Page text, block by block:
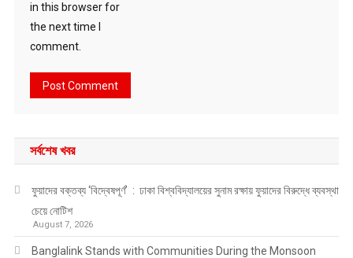
in this browser for
the next time I
comment.
সর্বশেষ খবর
ফুয়াদের বক্তব্য ‘বিদ্বেষপূর্ণ’ : ঢাকা বিশ্ববিদ্যালয়ের সুনাম রক্ষায় ফুয়াদের বিরুদ্ধে ব্যবস্থা
চেয়ে নোটিশ
August 7, 2026
Banglalink Stands with Communities During the Monsoon